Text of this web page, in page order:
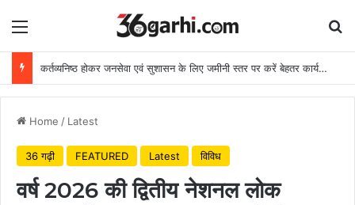
Menu
कर्तव्यनिष्ठ होकर जनसेवा एवं सुशासन के लिए जमीनी स्तर पर करें बेहतर कार्य: मुख्यमंत्री
Home / Latest
36 गढ़ी FEATURED Latest विविध
वर्ष 2026 की द्वितीय नेशनल लोक